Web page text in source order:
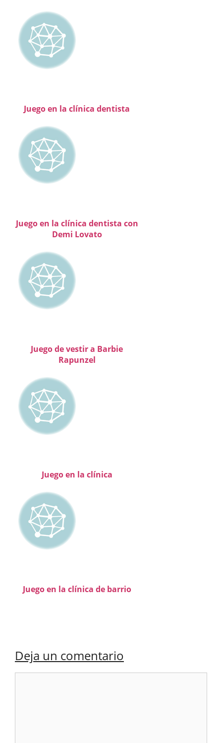
Juego en la clínica dentista
Juego en la clínica dentista con
Demi Lovato
Juego de vestir a Barbie
Rapunzel
Juego en la clínica
Juego en la clínica de barrio
Deja un comentario